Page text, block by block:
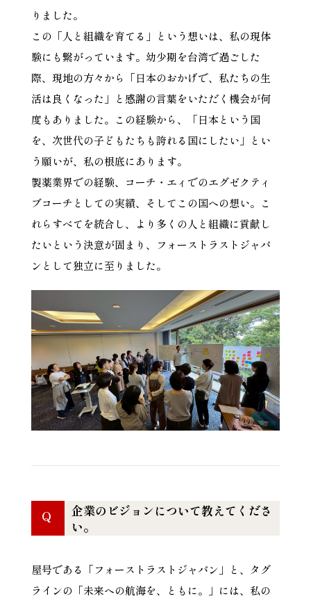
りました。
この「人と組織を育てる」という想いは、私の現体
験にも繋がっています。幼少期を台湾で過ごした
際、現地の方々から「日本のおかげで、私たちの生
活は良くなった」と感謝の言葉をいただく機会が何
度もありました。この経験から、「日本という国
を、次世代の子どもたちも誇れる国にしたい」とい
う願いが、私の根底にあります。
製薬業界での経験、コーチ・エィでのエグゼクティ
ブコーチとしての実績、そしてこの国への想い。こ
れらすべてを統合し、より多くの人と組織に貢献し
たいという決意が固まり、フォーストラストジャパ
ンとして独立に至りました。
Q
企業のビジョンについて教えてくださ
い。
屋号である「フォーストラストジャパン」と、タグ
ラインの「未来への航海を、ともに。」には、私の